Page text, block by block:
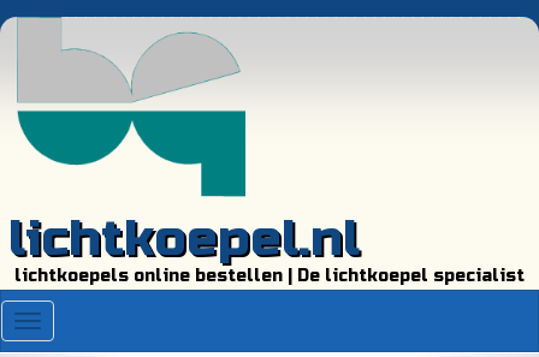
lichtkoepel.nl
lichtkoepels online bestellen | De lichtkoepel specialist
Menu